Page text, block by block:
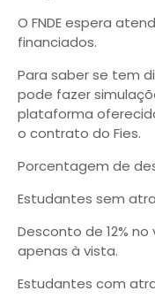
O FNDE espera
financiados.
Para saber se tem
pode fazer
plataforma
o contrato do Fies.
Porcentagem de
Estudantes sem
Desconto de 12%
apenas à vista.
Estudantes com